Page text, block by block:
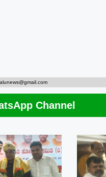
Channel